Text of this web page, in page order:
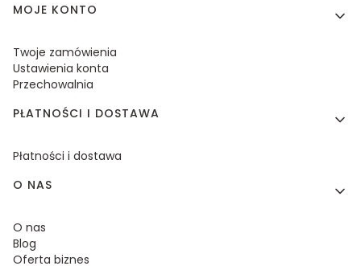
MOJE KONTO
Twoje zamówienia
Ustawienia konta
Przechowalnia
PŁATNOŚCI I DOSTAWA
Płatności i dostawa
O NAS
O nas
Blog
Oferta biznes